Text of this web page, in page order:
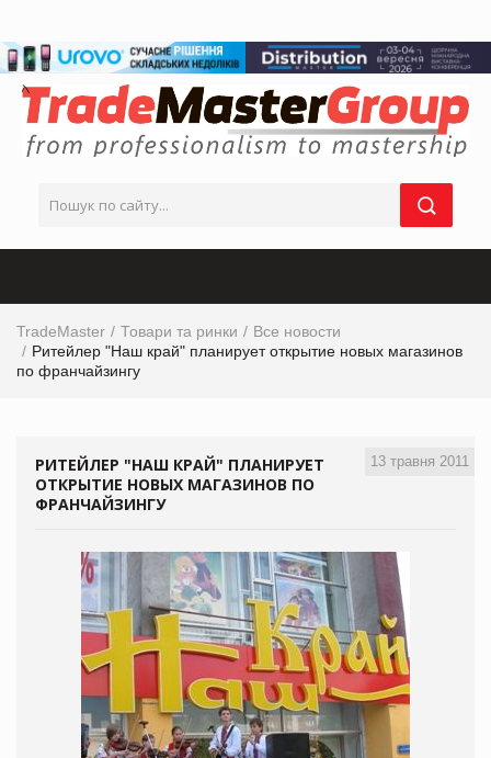
TradeMaster Товари та ринки
Все новости
Ритейлер "Наш край" планирует открытие новых магазинов
по франчайзингу
13 травня 2011
РИТЕЙЛЕР "НАШ КРАЙ" ПЛАНИРУЕТ
ОТКРЫТИЕ НОВЫХ МАГАЗИНОВ ПО
ФРАНЧАЙЗИНГУ